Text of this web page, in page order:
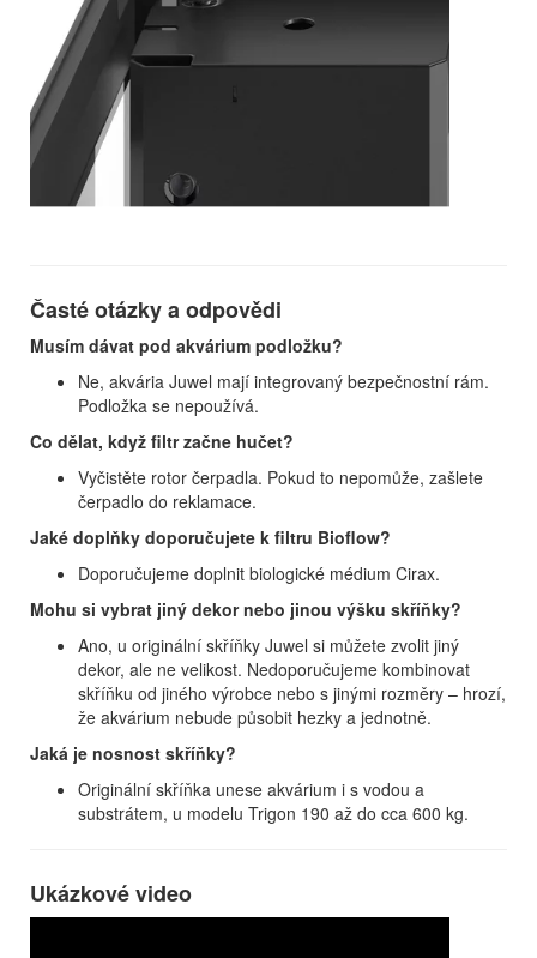
Časté otázky a odpovědi
Musím dávat pod akvárium podložku?
Ne, akvária Juwel mají integrovaný bezpečnostní rám.
Podložka se nepoužívá.
Co dělat, když filtr začne hučet?
Vyčistěte rotor čerpadla. Pokud to nepomůže, zašlete
čerpadlo do reklamace.
Jaké doplňky doporučujete k filtru Bioflow?
Doporučujeme doplnit biologické médium Cirax.
Mohu si vybrat jiný dekor nebo jinou výšku skříňky?
Ano, u originální skříňky Juwel si můžete zvolit jiný
dekor, ale ne velikost. Nedoporučujeme kombinovat
skříňku od jiného výrobce nebo s jinými rozměry – hrozí,
že akvárium nebude působit hezky a jednotně.
Jaká je nosnost skříňky?
Originální skříňka unese akvárium i s vodou a
substrátem, u modelu Trigon 190 až do cca 600 kg.
Ukázkové video